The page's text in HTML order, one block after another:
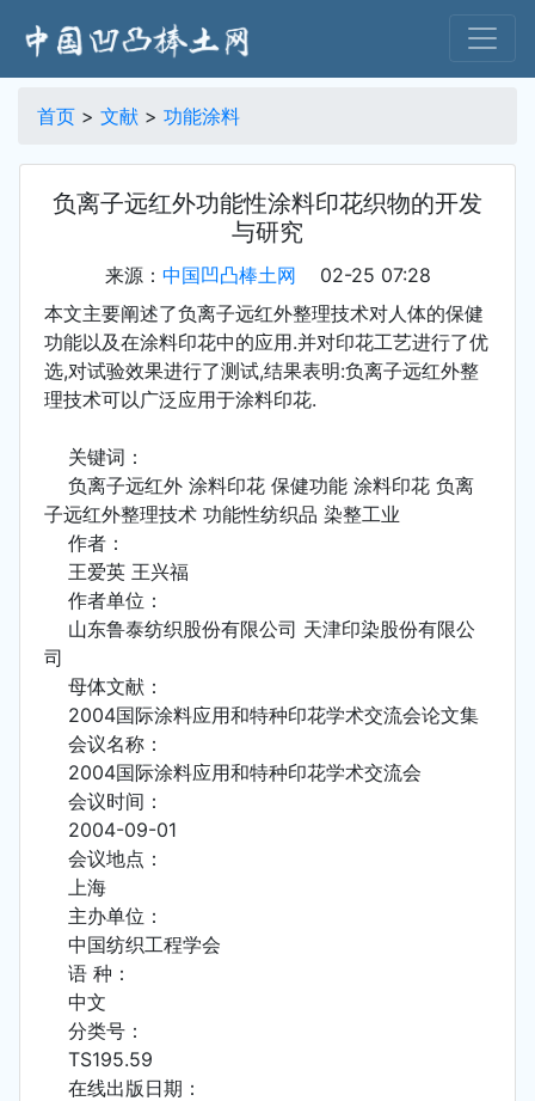
首页 > 文献 > 功能涂料
负离子远红外功能性涂料印花织物的开发
与研究
来源： 中国凹凸棒土网 02-25 07:28
本文主要阐述了负离子远红外整理技术对人体的保健
功能以及在涂料印花中的应用.并对印花工艺进行了优
选,对试验效果进行了测试,结果表明:负离子远红外整
理技术可以广泛应用于涂料印花.
关键词：
负离子远红外 涂料印花 保健功能 涂料印花 负离
子远红外整理技术 功能性纺织品 染整工业
作者：
王爱英 王兴福
作者单位：
山东鲁泰纺织股份有限公司 天津印染股份有限公
司
母体文献：
2004国际涂料应用和特种印花学术交流会论文集
会议名称：
2004国际涂料应用和特种印花学术交流会
会议时间：
2004-09-01
会议地点：
上海
主办单位：
中国纺织工程学会
语 种：
中文
分类号：
TS195.59
在线出版日期：